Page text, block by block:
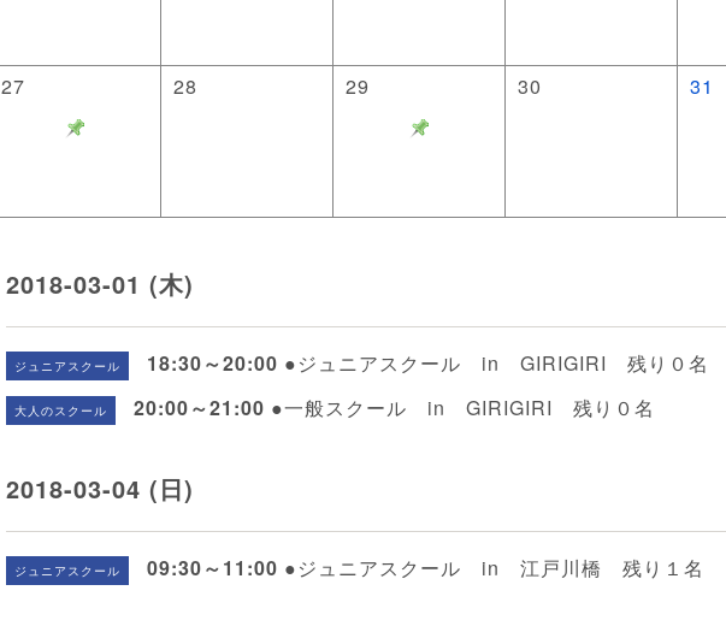
27 28 29 30 31
2018-03-01 (木)
ジュニアスクール 18:30～20:00 ●ジュニアスクール in GIRIGIRI 残り０名
大人のスクール 20:00～21:00 ●一般スクール in GIRIGIRI 残り０名
2018-03-04 (日)
ジュニアスクール 09:30～11:00 ●ジュニアスクール in 江戸川橋 残り１名